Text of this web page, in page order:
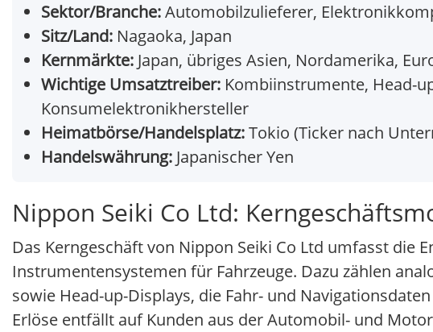
Sektor/Branche:Automobilzulieferer,
Sitz/Land: Nagaoka, Japan
Kernmärkte: Japan, übriges Asien, Nordamerika,
Wichtige Umsatztreiber: Kombiinstrumente, Head-
Konsumelektronikhersteller
Heimatbörse/Handelsplatz:Tokio (Ticker nach
Handelswährung: Japanischer Yen
Nippon Seiki Co Ltd:
Das Kerngeschäft von Nippon Seiki Co Ltd umfasst die
Instrumentensystemen für Fahrzeuge. Dazu zählen
sowie Head-up-Displays, die Fahr- und
Erlöse entfällt auf Kunden aus der Automobil- und